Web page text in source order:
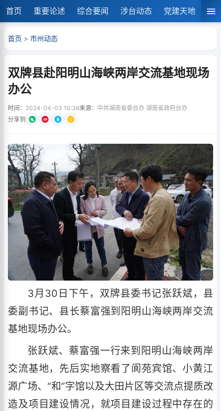
首页 重要论述 综合要闻 涉台动态 党建天地 湘
首页 > 市州动态
双牌县赴阳明山海峡两岸交流基地现场
办公
时间： 2024-04-03 10:36来源： 中共湖南省委台办 湖南省政府台办
分享到
3月30日下午，双牌县委书记张跃斌，县
委副书记、县长蔡富强到阳明山海峡两岸交流
基地现场办公。
张跃斌、蔡富强一行来到阳明山海峡两岸
交流基地，先后实地察看了阆苑宾馆、小黄江
源广场、“和”字馆以及大田片区等交流点提质改
造及项目建设情况，就项目建设过程中存在的